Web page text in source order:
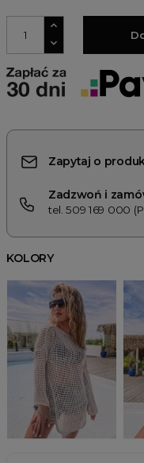
Zapytaj o
Zadzwoń i
tel. 509 169 000
KOLORY